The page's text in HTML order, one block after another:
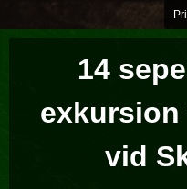
över
14
vid